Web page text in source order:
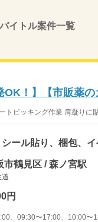
イトル案件一覧
OK！】【市販薬の
トピッキング作業 肩凝りに
ール貼り、梱包、イ
市鶴見区 / 森ノ宮駅
道
円
、09:30〜17:00、10:00